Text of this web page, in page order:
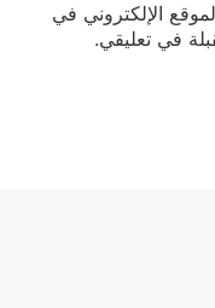
الإلكتروني في
في تعليقي.